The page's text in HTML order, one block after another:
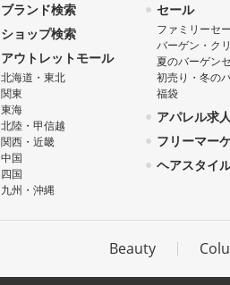
ブランド検索
ショップ検索
アウトレットモール
北海道・東北
関東
東海
北陸・甲信越
関西・近畿
中国
四国
九州・沖縄
セール
ファミリーセ
バーゲン・ク
夏のバーゲン
初売り・冬の
福袋
アパレル求
フリーマー
ヘアスタイ
Beauty